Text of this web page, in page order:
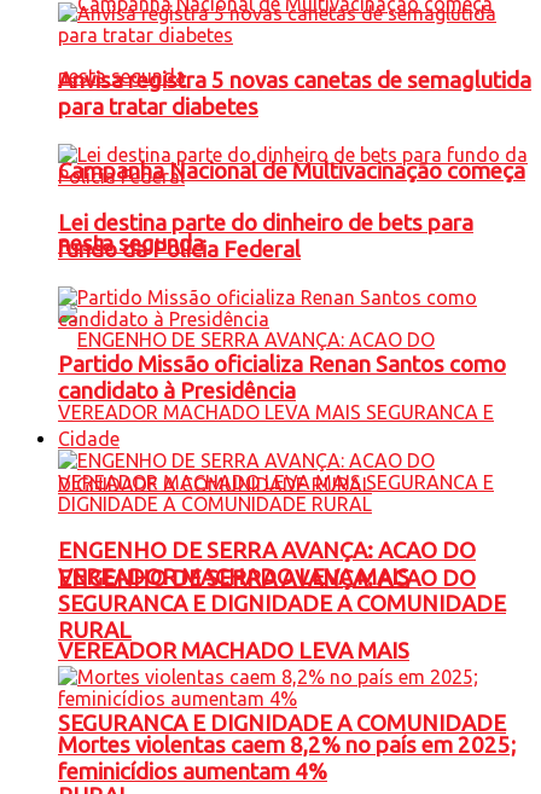
Campanha Nacional de Multivacinação começa
nesta segunda
ENGENHO DE SERRA AVANÇA: ACAO DO
VEREADOR MACHADO LEVA MAIS
SEGURANCA E DIGNIDADE A COMUNIDADE
Anvisa registra 5 novas canetas de semaglutida
para tratar diabetes
Lei destina parte do dinheiro de bets para
fundo da Polícia Federal
Partido Missão oficializa Renan Santos como
candidato à Presidência
Cidade
ENGENHO DE SERRA AVANÇA: ACAO DO
VEREADOR MACHADO LEVA MAIS
SEGURANCA E DIGNIDADE A COMUNIDADE
RURAL
Mortes violentas caem 8,2% no país em 2025;
feminicídios aumentam 4%